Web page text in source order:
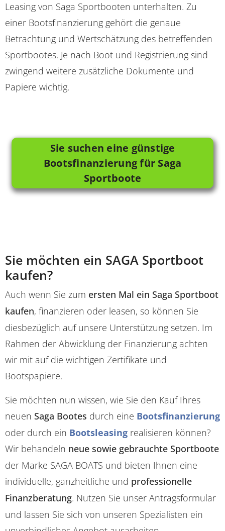
Leasing von Saga Sportbooten unterhalten. Zu
einer Bootsfinanzierung gehört die genaue
Betrachtung und Wertschätzung des betreffenden
Sportbootes. Je nach Boot und Registrierung sind
zwingend weitere zusätzliche Dokumente und
Papiere wichtig.
Sie suchen eine günstige
Bootsfinanzierung für Saga
Sportboote
Sie möchten ein SAGA Sportboot
kaufen?
Auch wenn Sie zum ersten Mal ein Saga Sportboot
kaufen, finanzieren oder leasen, so können Sie
diesbezüglich auf unsere Unterstützung setzen. Im
Rahmen der Abwicklung der Finanzierung achten
wir mit auf die wichtigen Zertifikate und
Bootspapiere.
Sie möchten nun wissen, wie Sie den Kauf Ihres
neuen Saga Bootes durch eine Bootsfinanzierung
oder durch ein Bootsleasing realisieren können?
Wir behandeln neue sowie gebrauchte Sportboote
der Marke SAGA BOATS und bieten Ihnen eine
individuelle, ganzheitliche und professionelle
Finanzberatung. Nutzen Sie unser Antragsformular
und lassen Sie sich von unseren Spezialisten ein